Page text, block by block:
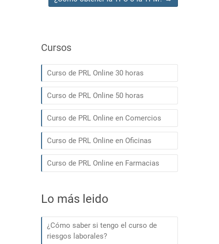
Cursos
Curso de PRL Online 30 horas
Curso de PRL Online 50 horas
Curso de PRL Online en Comercios
Curso de PRL Online en Oficinas
Curso de PRL Online en Farmacias
Lo más leido
¿Cómo saber si tengo el curso de
riesgos laborales?